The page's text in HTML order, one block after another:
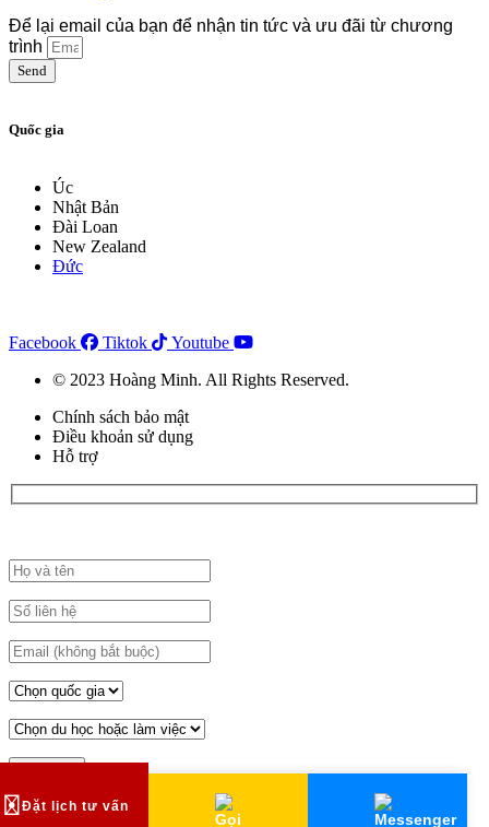
Để lại email của bạn để nhận tin tức và ưu đãi từ chương
trình
Send
Quốc gia
Úc
Nhật Bản
Đài Loan
New Zealand
Đức
Facebook Tiktok
Youtube
© 2023 Hoàng Minh. All Rights Reserved.
Chính sách bảo mật
Điều khoản sử dụng
Hỗ trợ
Đặt lịch tư vấn